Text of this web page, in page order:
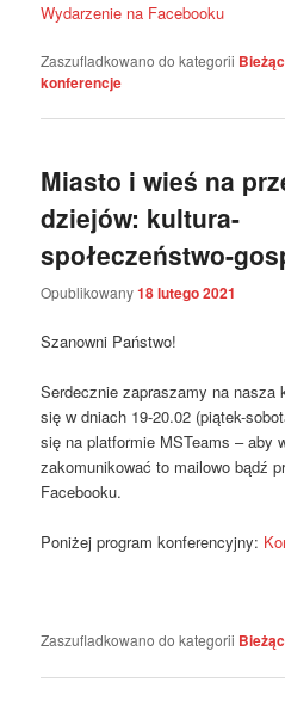
Wydarzenie na Facebooku
Zaszufladkowano do kategorii
konferencje
Miasto i wieś na
dziejów: kultura-
społeczeństwo-
Opublikowany18 lutego 2021
Szanowni Państwo!
Serdecznie zapraszamy na nasza
się w dniach 19-20.02 (piątek-
się na platformie MSTeams – aby
zakomunikować to mailowo bądź
Facebooku.
Poniżej program konferencyjny:
Zaszufladkowano do kategorii